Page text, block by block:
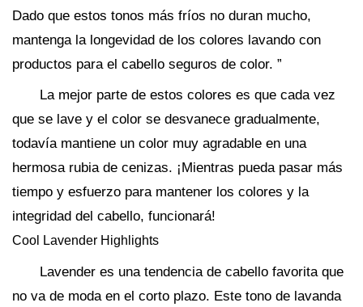
Dado que estos tonos más fríos no duran mucho,
mantenga la longevidad de los colores lavando con
productos para el cabello seguros de color. ”
La mejor parte de estos colores es que cada vez
que se lave y el color se desvanece gradualmente,
todavía mantiene un color muy agradable en una
hermosa rubia de cenizas. ¡Mientras pueda pasar más
tiempo y esfuerzo para mantener los colores y la
integridad del cabello, funcionará!
Cool Lavender Highlights
Lavender es una tendencia de cabello favorita que
no va de moda en el corto plazo. Este tono de lavanda